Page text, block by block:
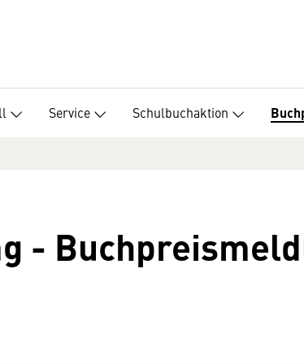
Service Schulbuchaktion
-